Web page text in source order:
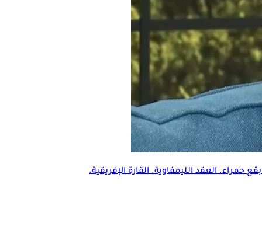
حمراء. العقد الليمفاوية. القارة الإفريقية.